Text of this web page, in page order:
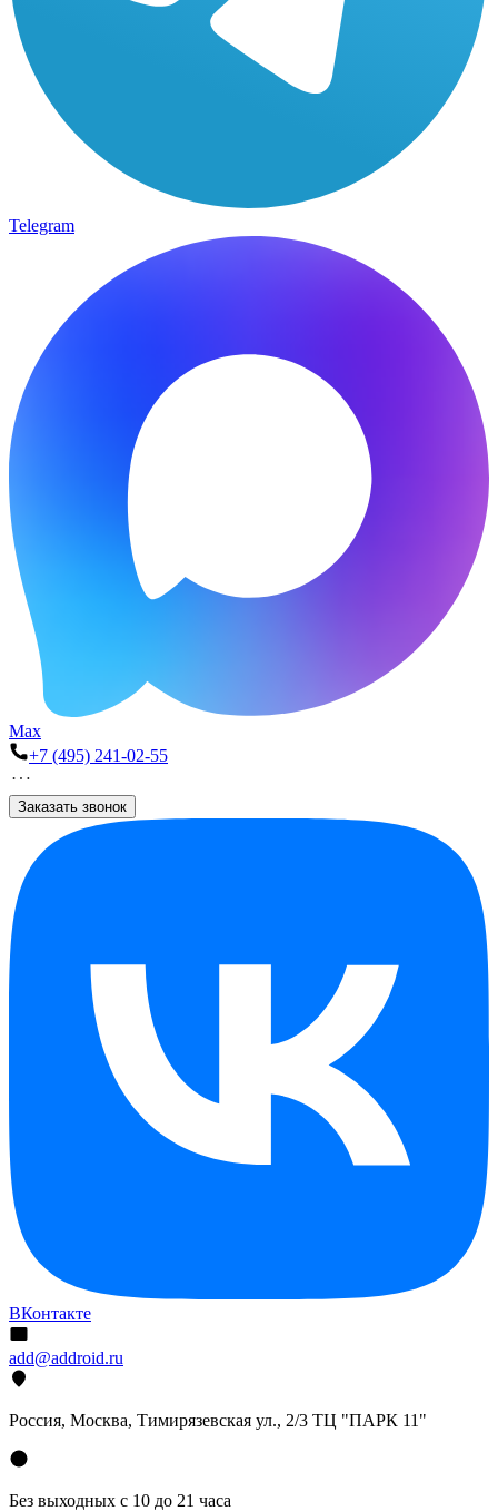
Telegram
Max
+7 (495) 241-02-55
Заказать звонок
ВКонтакте
add@addroid.ru
Россия, Москва, Тимирязевская ул., 2/3 ТЦ "ПАРК 11"
Без выходных с 10 до 21 часа